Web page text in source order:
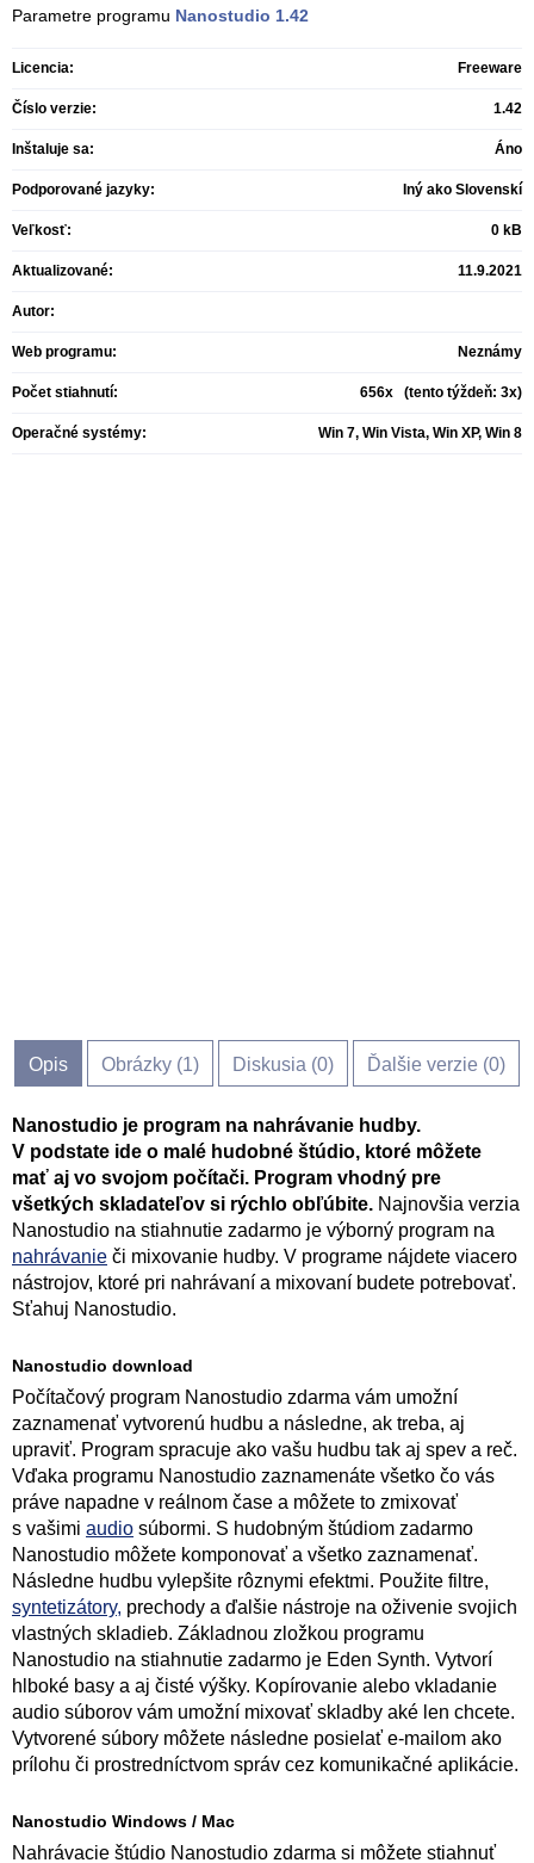
Parametre programu Nanostudio 1.42
Licencia: Freeware
Číslo verzie: 1.42
Inštaluje sa: Áno
Podporované jazyky: Iný ako Slovenskí
Veľkosť: 0 kB
Aktualizované: 11.9.2021
Autor:
Web programu: Neznámy
Počet stiahnutí: 656x (tento týždeň: 3x)
Operačné systémy: Win 7, Win Vista, Win XP, Win 8
Opis Obrázky (1) Diskusia (0) Ďalšie verzie (0)
Nanostudio je program na nahrávanie hudby.
V podstate ide o malé hudobné štúdio, ktoré môžete
mať aj vo svojom počítači. Program vhodný pre
všetkých skladateľov si rýchlo obľúbite. Najnovšia verzia
Nanostudio na stiahnutie zadarmo je výborný program na
nahrávanie či mixovanie hudby. V programe nájdete viacero
nástrojov, ktoré pri nahrávaní a mixovaní budete potrebovať.
Sťahuj Nanostudio.
Nanostudio download
Počítačový program Nanostudio zdarma vám umožní
zaznamenať vytvorenú hudbu a následne, ak treba, aj
upraviť. Program spracuje ako vašu hudbu tak aj spev a reč.
Vďaka programu Nanostudio zaznamenáte všetko čo vás
práve napadne v reálnom čase a môžete to zmixovať
s vašimi audio súbormi. S hudobným štúdiom zadarmo
Nanostudio môžete komponovať a všetko zaznamenať.
Následne hudbu vylepšite rôznymi efektmi. Použite filtre,
syntetizátory, prechody a ďalšie nástroje na oživenie svojich
vlastných skladieb. Základnou zložkou programu
Nanostudio na stiahnutie zadarmo je Eden Synth. Vytvorí
hlboké basy a aj čisté výšky. Kopírovanie alebo vkladanie
audio súborov vám umožní mixovať skladby aké len chcete.
Vytvorené súbory môžete následne posielať e-mailom ako
prílohu či prostredníctvom správ cez komunikačné aplikácie.
Nanostudio Windows / Mac
Nahrávacie štúdio Nanostudio zdarma si môžete stiahnuť